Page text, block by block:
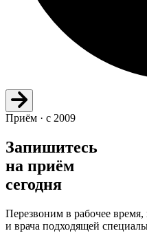
Приём · с 2009
Запишитесь
на приём
сегодня
Перезвоним в рабочее
и врача подходящей